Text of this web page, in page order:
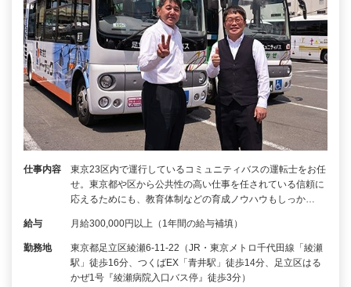
仕事内容
東京23区内で運行しているコミュニティバスの運転士をお任
せ。東京都や区から公共性の高い仕事を任されている信頼に
応えるためにも、教育体制などの育成ノウハウもしっか…
給与 月給300,000円以上（1年間の給与補填）
勤務地
東京都足立区綾瀬6-11-22（JR・東京メトロ千代田線「綾瀬
駅」徒歩16分、つくばEX「青井駅」徒歩14分、足立区はる
かぜ1号『綾瀬病院入口バス停』徒歩3分）